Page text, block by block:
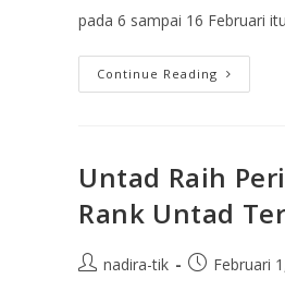
pada 6 sampai 16 Februari
Continue Reading
Untad Raih
Rank Untad
nadira-tik Februari